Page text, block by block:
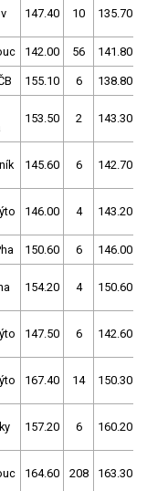
147.40 10 135.70
142.00 56 141.80
155.10 6 138.80
153.50 2 143.30
145.60 6 142.70
146.00 4 143.20
150.60 6 146.00
154.20 4 150.60
147.50 6 142.60
167.40 14 150.30
157.20 6 160.20
164.60 208 163.30